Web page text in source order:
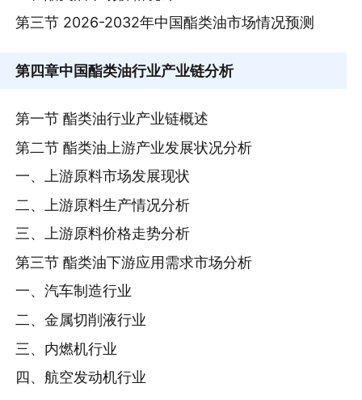
第三节 2026-2032年中国酯类油市场情况预测
第四章中国酯类油行业产业链分析
第一节 酯类油行业产业链概述
第二节 酯类油上游产业发展状况分析
一、上游原料市场发展现状
二、上游原料生产情况分析
三、上游原料价格走势分析
第三节 酯类油下游应用需求市场分析
一、汽车制造行业
二、金属切削液行业
三、内燃机行业
四、航空发动机行业